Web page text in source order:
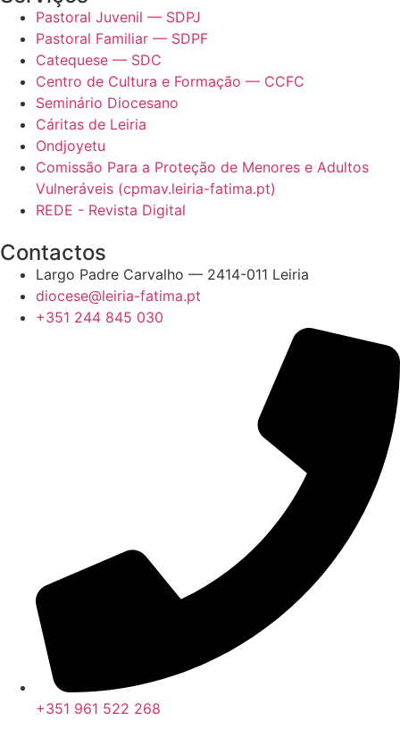
Pastoral Juvenil — SDPJ
Pastoral Familiar — SDPF
Catequese — SDC
Centro de Cultura e Formação — CCFC
Seminário Diocesano
Cáritas de Leiria
Ondjoyetu
Comissão Para a Proteção de Menores e Adultos
Vulneráveis (cpmav.leiria-fatima.pt)
REDE - Revista Digital
Contactos
Largo Padre Carvalho — 2414-011 Leiria
diocese@leiria-fatima.pt
+351 244 845 030
+351 961 522 268